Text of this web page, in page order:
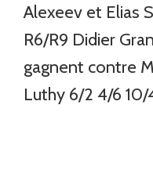
Alexeev et Elias
R6/R9 Didier
gagnent contre
Luthy 6/2 4/6 10/